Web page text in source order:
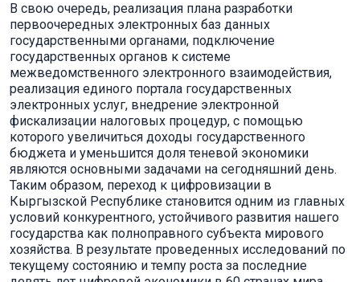
В свою очередь, реализация плана разработки
первоочередных электронных баз данных
государственными органами, подключение
государственных органов к системе
межведомственного электронного взаимодействия,
реализация единого портала государственных
электронных услуг, внедрение электронной
фискализации налоговых процедур, с помощью
которого увеличиться доходы государственного
бюджета и уменьшится доля теневой экономики
являются основными задачами на сегодняшний день.
Таким образом, переход к цифровизации в
Кыргызской Республике становится одним из главных
условий конкурентного, устойчивого развития нашего
государства как полноправного субъекта мирового
хозяйства. В результате проведенных исследований по
текущему состоянию и темпу роста за последние